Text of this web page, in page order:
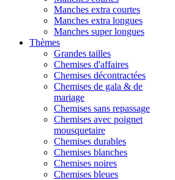
Manches extra courtes
Manches extra longues
Manches super longues
Thèmes
Grandes tailles
Chemises d'affaires
Chemises décontractées
Chemises de gala & de
mariage
Chemises sans repassage
Chemises avec poignet
mousquetaire
Chemises durables
Chemises blanches
Chemises noires
Chemises bleues